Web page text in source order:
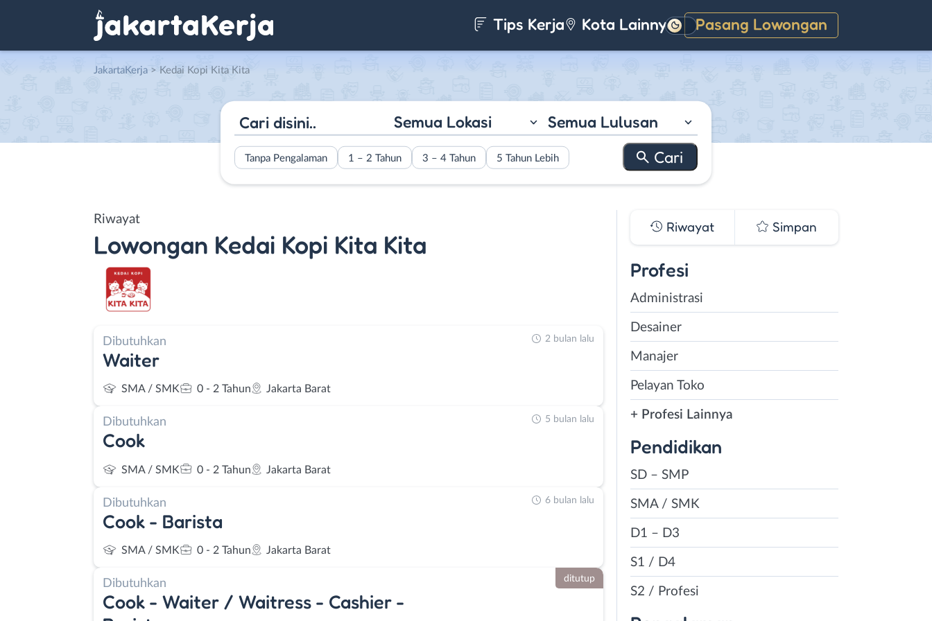
Tips Kerja Kota Lainnya Pasang Lowongan
Gelap
JakartaKerja > Kedai Kopi Kita Kita
Semua Lokasi Semua Lulusan
Tanpa Pengalaman 1 – 2 Tahun 3 – 4 Tahun 5 Tahun Lebih
Riwayat
Lowongan Kedai Kopi Kita Kita
Dibutuhkan
Waiter
SMA / SMK 0 - 2 Tahun Jakarta Barat
2 bulan lalu
Dibutuhkan
Cook
SMA / SMK 0 - 2 Tahun Jakarta Barat
5 bulan lalu
Dibutuhkan
Cook - Barista
SMA / SMK 0 - 2 Tahun Jakarta Barat
6 bulan lalu
Dibutuhkan
Cook - Waiter / Waitress - Cashier -
ditutup
Riwayat Simpan
Profesi
Administrasi
Desainer
Manajer
Pelayan Toko
+ Profesi Lainnya
Pendidikan
SD – SMP
SMA / SMK
D1 – D3
S1 / D4
S2 / Profesi